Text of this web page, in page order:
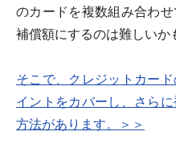
のカードを複数組み合わ
補償額にするのは難しいか
そこで、クレジットカー
イントをカバーし、さら
方法があります。＞＞